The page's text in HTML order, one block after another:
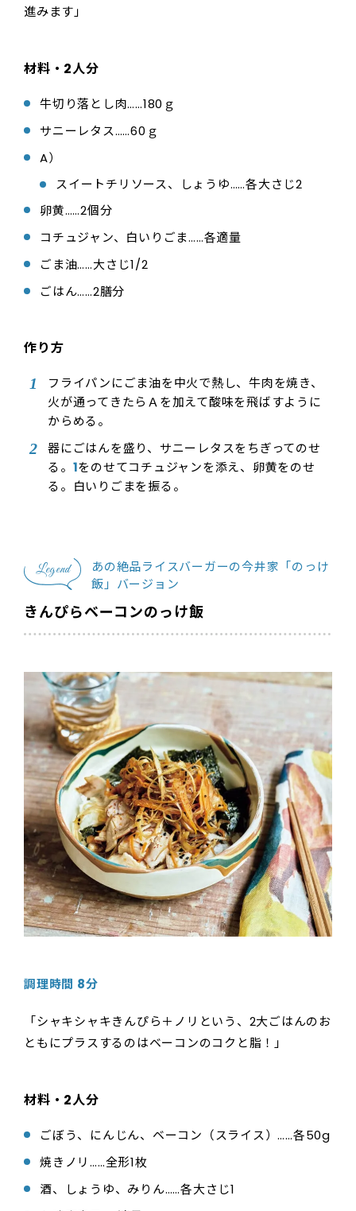
進みます」
材料・2人分
牛切り落とし肉……180ｇ
サニーレタス……60ｇ
A）
スイートチリソース、しょうゆ……各大さじ2
卵黄……2個分
コチュジャン、白いりごま……各適量
ごま油……大さじ1/2
ごはん……2膳分
作り方
フライパンにごま油を中火で熱し、牛肉を焼き、
火が通ってきたらＡを加えて酸味を飛ばすように
からめる。
器にごはんを盛り、サニーレタスをちぎってのせ
る。 1をのせてコチュジャンを添え、卵黄をのせ
る。白いりごまを振る。
Legend
あの絶品ライスバーガーの今井家「のっけ
飯」バージョン
きんぴらベーコンのっけ飯
調理時間 8分
「シャキシャキきんぴら＋ノリという、2大ごはんのお
ともにプラスするのはベーコンのコクと脂！」
材料・2人分
ごぼう、にんじん、ベーコン（スライス）……各50g
焼きノリ……全形1枚
酒、しょうゆ、みりん……各大さじ1